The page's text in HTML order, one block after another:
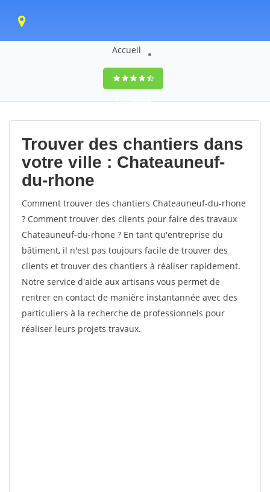
Accueil
9,5(100%)0
votes
Trouver des chantiers dans
votre ville : Chateauneuf-
du-rhone
Comment trouver des chantiers Chateauneuf-du-rhone
? Comment trouver des clients pour faire des travaux
Chateauneuf-du-rhone ? En tant qu'entreprise du
bâtiment, il n'est pas toujours facile de trouver des
clients et trouver des chantiers à réaliser rapidement.
Notre service d'aide aux artisans vous permet de
rentrer en contact de manière instantannée avec des
particuliers à la recherche de professionnels pour
réaliser leurs projets travaux.